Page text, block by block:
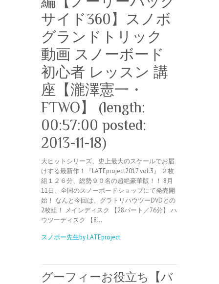
サイド360】スノボ
グランドトリック
動画 スノーボード
初心者 レッスン 講
座【瀧澤憲一・
FTWO】 (length:
00:57:00 posted:
2013-11-18)
大ヒットシリーズ、史上最大のスケールでお届
けする最新作！『LATEproject2017 vol.3』 ２枚
組１２６分、総勢９０名の超絶豪華版！！ 8月
11日、全国のスノーボードショップにて発売開
始！ なんと今回は、グラトリハウツーDVDとの
2枚組！ メインディスク 【28パート／76分】 ハ
ウツーディスク 【8…
スノボー先生by LATEproject
グーフィーお役立ち【バ